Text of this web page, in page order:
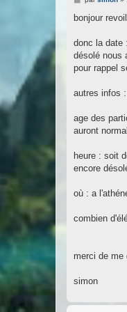
s
g
bonjour
donc la date
désolé nous
pour rappel
autres infos :
age des
auront
heure : soit
encore
où : a
combien
merci de
simon